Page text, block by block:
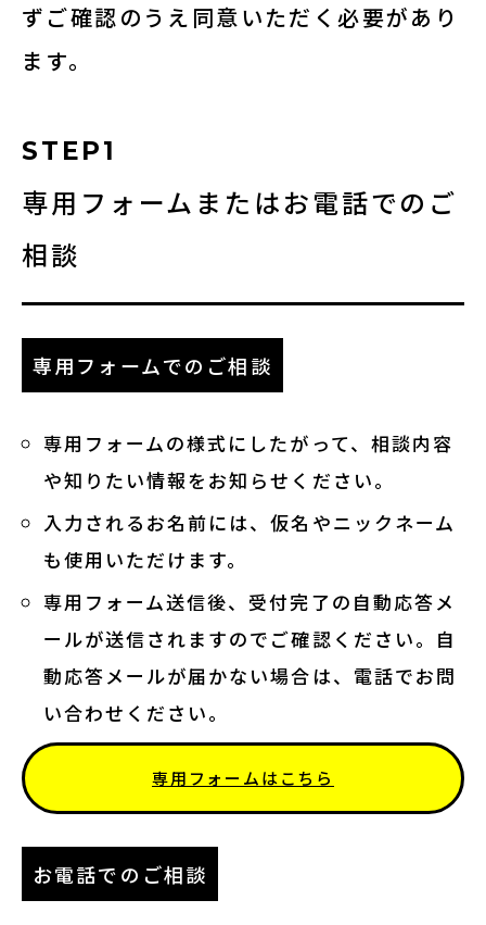
ずご確認のうえ同意いただく必要があり
ます。
STEP1
専用フォームまたはお電話でのご
相談
専用フォームでのご相談
専用フォームの様式にしたがって、相談内容
や知りたい情報をお知らせください。
入力されるお名前には、仮名やニックネーム
も使用いただけます。
専用フォーム送信後、受付完了の自動応答メ
ールが送信されますのでご確認ください。自
動応答メールが届かない場合は、電話でお問
い合わせください。
専用フォームはこちら
お電話でのご相談